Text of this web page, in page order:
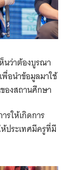
นว่าต้องบูรณา
พื่อนำข้อมูลมาใช้
องสถานศึกษา
รให้เกิดการ
ประเทศมีครูที่มี